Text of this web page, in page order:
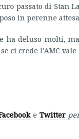
passato di
in perenne
ha deluso molti,
ci crede l’AMC
e Twitter